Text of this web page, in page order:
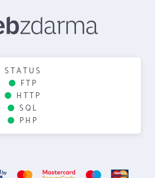
STATUS
FTP
HTTP
SQL
PHP